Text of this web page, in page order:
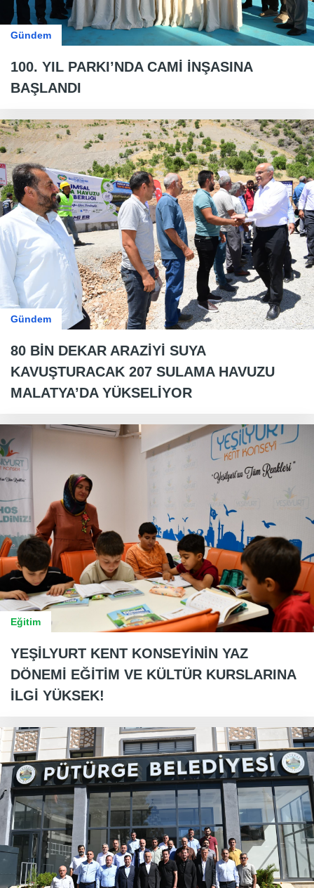
Gündem
100. YIL PARKI’NDA CAMİ İNŞASINA
BAŞLANDI
Gündem
80 BİN DEKAR ARAZİYİ SUYA
KAVUŞTURACAK 207 SULAMA HAVUZU
MALATYA’DA YÜKSELİYOR
Eğitim
YEŞİLYURT KENT KONSEYİNİN YAZ
DÖNEMİ EĞİTİM VE KÜLTÜR KURSLARINA
İLGİ YÜKSEK!